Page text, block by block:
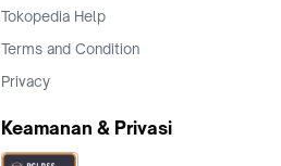
Tokopedia Help
Terms and Condition
Privacy
Keamanan & Privasi